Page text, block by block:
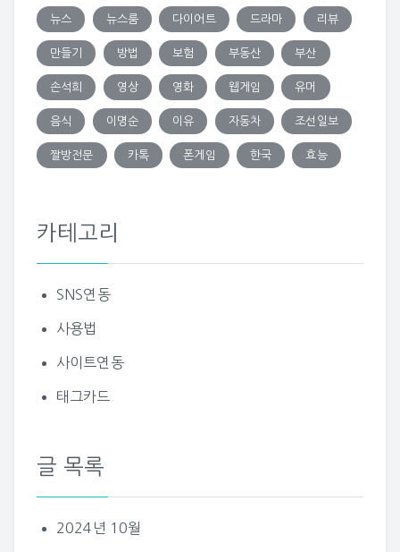
뉴스 뉴스룸 다이어트 드라마 리뷰
만들기 방법 보험 부동산 부산
손석희 영상 영화 웹게임 유머
음식 이명순 이유 자동차 조선일보
짤방전문 카톡 폰게임 한국 효능
카테고리
SNS연동
사용법
사이트연동
태그카드
글 목록
2024년 10월